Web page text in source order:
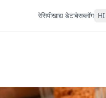
रेसिपीखाद्य डेटाबेसब्लॉग HI